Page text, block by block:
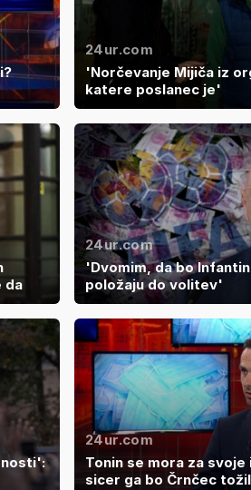
24ur.com
'Norčevanje Mijiča iz
katere poslanec je'
da
24ur.com
'Dvomim, da bo
položaju do volitev'
24ur.com
Tonin se mora za
sicer ga bo Črnčec tožil